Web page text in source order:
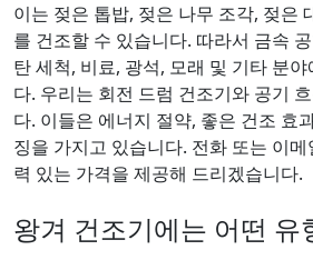
이는 젖은 톱밥, 젖은 나무 조각, 젖은
를 건조할 수 있습니다. 따라서 금속
탄 세척, 비료, 광석, 모래 및 기타 분
다. 우리는 회전 드럼 건조기와 공기
다. 이들은 에너지 절약, 좋은 건조 효
징을 가지고 있습니다. 전화 또는 이
력 있는 가격을 제공해 드리겠습니다.
왕겨 건조기에는 어떤 유